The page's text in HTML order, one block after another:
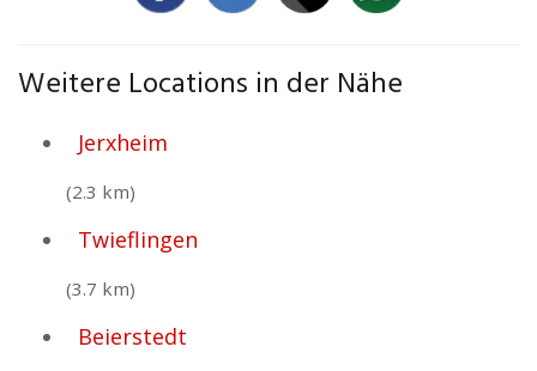
Weitere Locations in der Nähe
Jerxheim
(2.3 km)
Twieflingen
(3.7 km)
Beierstedt